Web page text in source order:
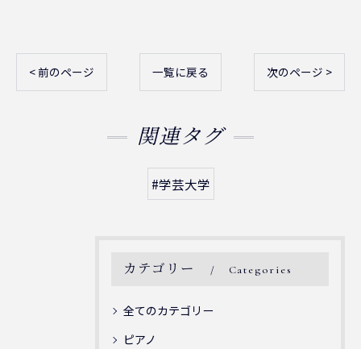
< 前のページ 一覧に戻る 次のページ >
関連タグ
#学芸大学
カテゴリー Categories
全てのカテゴリー
ピアノ